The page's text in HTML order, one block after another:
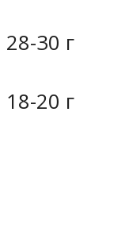
28-30 г
18-20 г